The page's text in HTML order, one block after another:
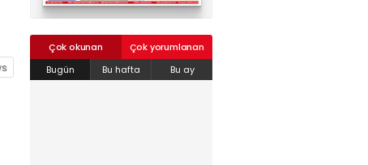
Çok okunan
Çok yorumlanan
Bugün
Bu hafta Bu ay